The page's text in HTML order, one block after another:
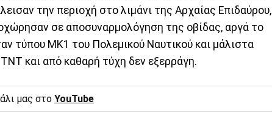
την περιοχή στο λιμάνι της Αρχαίας Επιδαύρου,
σε αποσυναρμολόγηση της οβίδας, αργά το
τύπου ΜΚ1 του Πολεμικού Ναυτικού και μάλιστα
και από καθαρή τύχη δεν εξερράγη.
μας στο YouTube